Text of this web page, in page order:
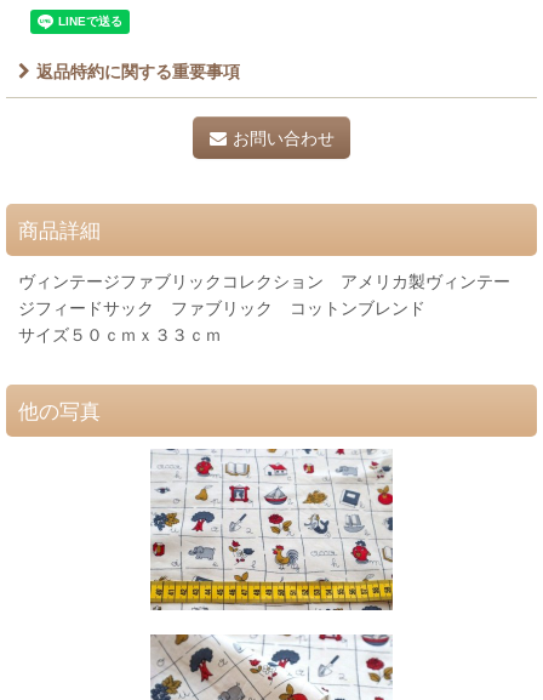
返品特約に関する重要事項
お問い合わせ
商品詳細
ヴィンテージファブリックコレクション アメリカ製ヴィンテー
ジフィードサック ファブリック コットンブレンド
サイズ５０ｃｍｘ３３ｃｍ
他の写真